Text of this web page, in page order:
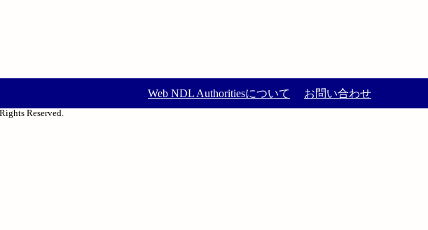
Web NDL Authoritiesについて お問い合わせ
Reserved.